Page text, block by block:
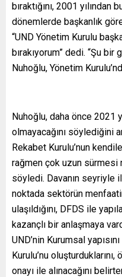
bıraktığını, 2001 yılından
dönemlerde başkanlık
“UND Yönetim Kurulu
bırakıyorum” dedi. “Şu
Nuhoğlu, Yönetim
Nuhoğlu, daha önce 2021
olmayacağını söylediğini
Rekabet Kurulu’nun
rağmen çok uzun sürmesi
söyledi. Davanın seyriyle
noktada sektörün
ulaşıldığını, DFDS ile
kazançlı bir anlaşmaya
UND’nin Kurumsal
Kurulu’nu
onayı ile alınacağını